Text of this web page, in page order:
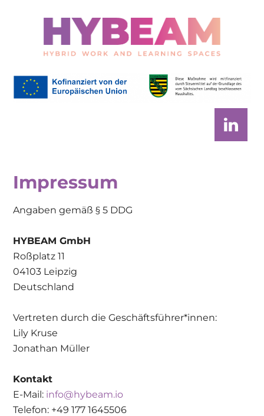
Project
Impressum
Angaben gemäß § 5 DDG
HYBEAM GmbH
Roßplatz 11
04103 Leipzig
Deutschland
Vertreten durch die Geschäftsführer*innen:
Lily Kruse
Jonathan Müller
Kontakt
E-Mail: info@hybeam.io
Telefon: +49 177 1645506